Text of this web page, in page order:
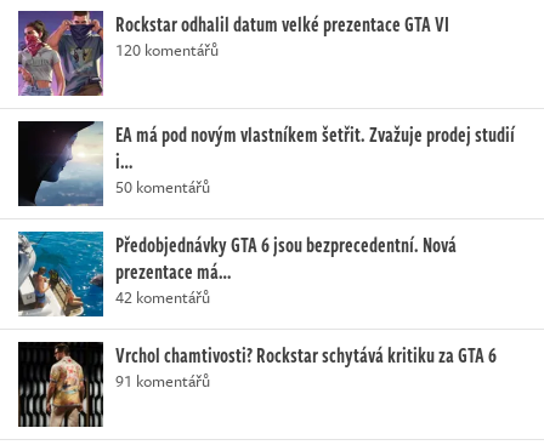
Rockstar odhalil datum velké prezentace GTA VI
120 komentářů
EA má pod novým vlastníkem šetřit. Zvažuje prodej studií
i…
50 komentářů
Předobjednávky GTA 6 jsou bezprecedentní. Nová
prezentace má…
42 komentářů
Vrchol chamtivosti? Rockstar schytává kritiku za GTA 6
91 komentářů